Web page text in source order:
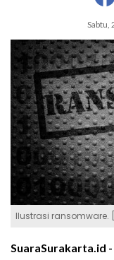
Sabtu,
Ilustrasi ransomware.
SuaraSurakarta.id -